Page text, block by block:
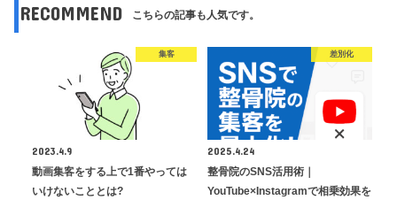
RECOMMEND こちらの記事も人気です。
集客
2023.4.9
動画集客をする上で1番やっては
いけないこととは?
差別化
2025.4.24
整骨院のSNS活用術｜
YouTube×Instagramで相乗効果を